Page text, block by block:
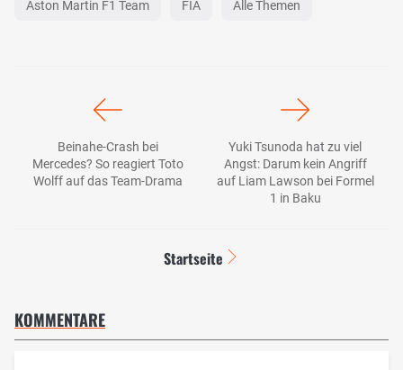
Aston Martin F1 Team FIA Alle Themen
Beinahe-Crash bei
Mercedes? So reagiert Toto
Wolff auf das Team-Drama
Yuki Tsunoda hat zu viel
Angst: Darum kein Angriff
auf Liam Lawson bei Formel
1 in Baku
Startseite
KOMMENTARE